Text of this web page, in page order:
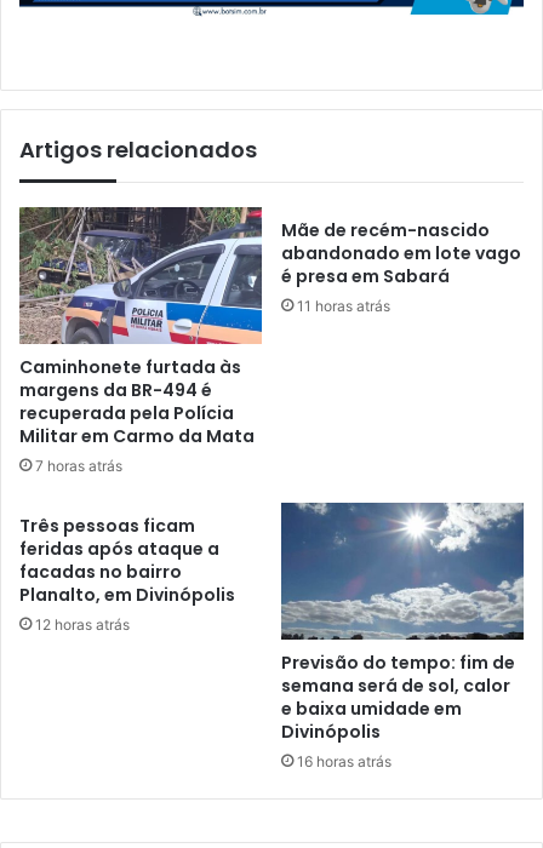
Artigos relacionados
Caminhonete furtada às
margens da BR-494 é
recuperada pela Polícia
Militar em Carmo da Mata
7 horas atrás
Mãe de recém-nascido
abandonado em lote vago
é presa em Sabará
11 horas atrás
Três pessoas ficam
feridas após ataque a
facadas no bairro
Planalto, em Divinópolis
12 horas atrás
Previsão do tempo: fim de
semana será de sol, calor
e baixa umidade em
Divinópolis
16 horas atrás